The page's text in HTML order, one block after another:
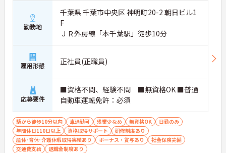
勤務地
千葉県 千葉市中央区 神明町20-2 朝日ビル1
F
ＪＲ外房線「本千葉駅」徒歩10分
雇用形態 正社員(正職員)
応募要件
■資格不問、経験不問 ■無資格OK ■普通
自動車運転免許：必須
駅から徒歩10分以内 車通勤可 残業少なめ 無資格OK
日勤のみ
年間休日110日以上
資格取得サポート
研修制度あり
産休･育休･介護休暇取得実績あり
ボーナス・賞与あり
社会保険完備
交通費支給
退職金制度あり